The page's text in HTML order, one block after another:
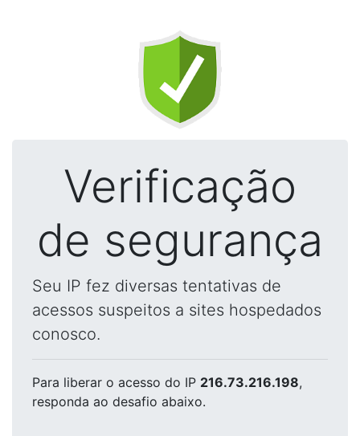
Verificação
de segurança
Seu IP fez diversas tentativas de
acessos suspeitos a sites hospedados
conosco.
Para liberar o acesso do IP 216.73.216.198,
responda ao desafio abaixo.